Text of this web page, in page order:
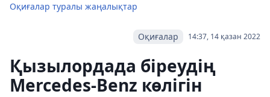
Оқиғалар туралы жаңалықтар
14:37, 14 қазан 2022
Оқиғалар
Қызылордада біреудің
Mercedes-Benz көлігін